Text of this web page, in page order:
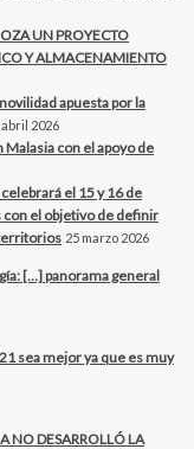
UN PROYECTO
Y ALMACENAMIENTO
apuesta por la
abril 2026
con el apoyo de
el 15 y 16 de
el objetivo de definir
25 marzo 2026
[…] panorama general
sea mejor ya que es muy
NO DESARROLLÓ LA